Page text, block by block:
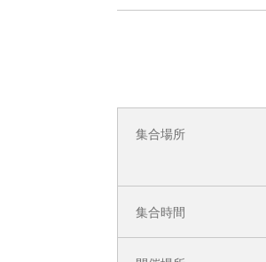
集合場所
集合時間